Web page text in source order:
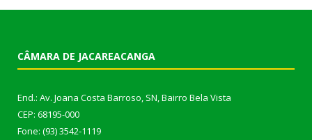
CÂMARA DE JACAREACANGA
End.: Av. Joana Costa Barroso, SN, Bairro Bela Vista
CEP: 68195-000
Fone: (93) 3542-1119